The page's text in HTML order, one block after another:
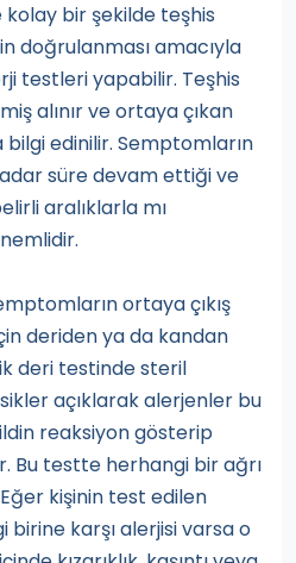
bir şekilde teşhis
doğrulanması amacıyla
testleri yapabilir. Teşhis
alınır ve ortaya çıkan
edinilir. Semptomların
süre devam ettiği ve
aralıklarla mı
ortaya çıkış
deriden ya da kandan
deri testinde steril
açıklarak alerjenler bu
reaksiyon gösterip
Bu testte herhangi bir ağrı
kişinin test edilen
karşı alerjisi varsa o